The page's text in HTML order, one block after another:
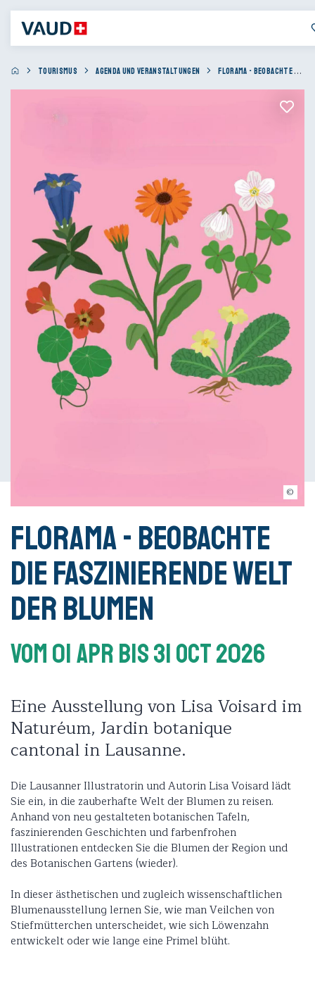
TOURISMUS AGENDA UND VERANSTALTUNGEN FLORAMA - BEOBACHTE DIE FASZINIERENDE WELT DER BLUMEN
Florama - Beobachte
die faszinierende Welt
der Blumen
Vom 01 AprBis 31 Oct 2026
Eine Ausstellung von Lisa Voisard im
Naturéum, Jardin botanique
cantonal in Lausanne.
Die Lausanner Illustratorin und Autorin Lisa Voisard lädt
Sie ein, in die zauberhafte Welt der Blumen zu reisen.
Anhand von neu gestalteten botanischen Tafeln,
faszinierenden Geschichten und farbenfrohen
Illustrationen entdecken Sie die Blumen der Region und
des Botanischen Gartens (wieder).
In dieser ästhetischen und zugleich wissenschaftlichen
Blumenausstellung lernen Sie, wie man Veilchen von
Stiefmütterchen unterscheidet, wie sich Löwenzahn
entwickelt oder wie lange eine Primel blüht.